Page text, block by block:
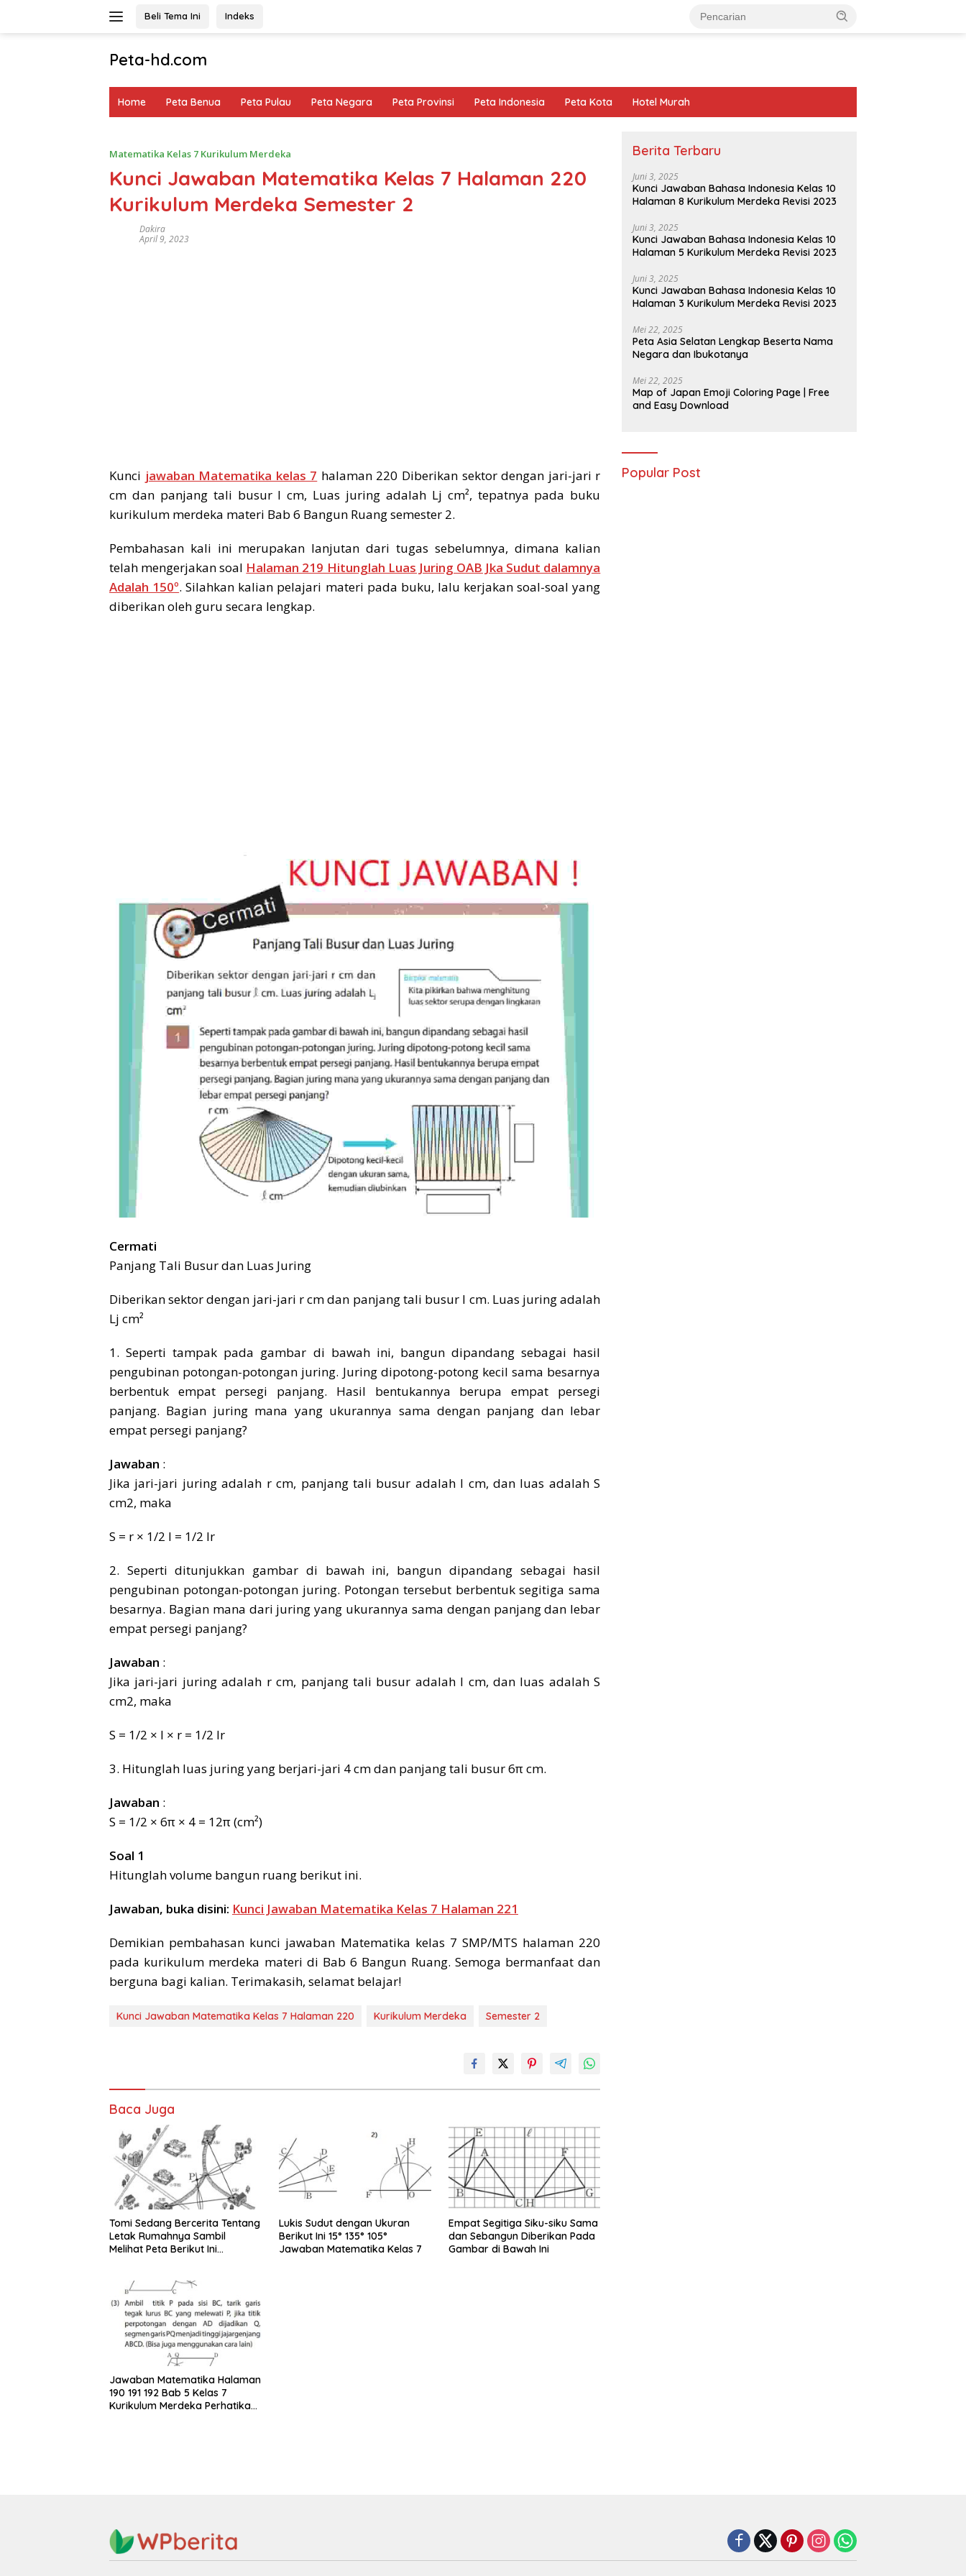
Beli Tema Ini Indeks
Peta-hd.com
Gambar
Home Peta Benua Peta Pulau Peta Negara Peta Provinsi Peta Indonesia Peta Kota Hotel Murah
Matematika Kelas 7 Kurikulum Merdeka
Kunci Jawaban Matematika Kelas 7 Halaman 220
Kurikulum Merdeka Semester 2
Dakira
April 9, 2023
Kunci jawaban Matematika kelas 7 halaman 220 Diberikan sektor dengan jari-jari r
cm dan panjang tali busur l cm, Luas juring adalah Lj cm², tepatnya pada buku
kurikulum merdeka materi Bab 6 Bangun Ruang semester 2.
Pembahasan kali ini merupakan lanjutan dari tugas sebelumnya, dimana kalian
telah mengerjakan soal Halaman 219 Hitunglah Luas Juring OAB Jka Sudut dalamnya
Adalah 150º. Silahkan kalian pelajari materi pada buku, lalu kerjakan soal-soal yang
diberikan oleh guru secara lengkap.
Cermati
Panjang Tali Busur dan Luas Juring
Diberikan sektor dengan jari-jari r cm dan panjang tali busur l cm. Luas juring adalah
Lj cm²
1. Seperti tampak pada gambar di bawah ini, bangun dipandang sebagai hasil
pengubinan potongan-potongan juring. Juring dipotong-potong kecil sama besarnya
berbentuk empat persegi panjang. Hasil bentukannya berupa empat persegi
panjang. Bagian juring mana yang ukurannya sama dengan panjang dan lebar
empat persegi panjang?
Jawaban :
Jika jari-jari juring adalah r cm, panjang tali busur adalah l cm, dan luas adalah S
cm2, maka
S = r × 1/2 l = 1/2 lr
2. Seperti ditunjukkan gambar di bawah ini, bangun dipandang sebagai hasil
pengubinan potongan-potongan juring. Potongan tersebut berbentuk segitiga sama
besarnya. Bagian mana dari juring yang ukurannya sama dengan panjang dan lebar
empat persegi panjang?
Jawaban :
Jika jari-jari juring adalah r cm, panjang tali busur adalah l cm, dan luas adalah S
cm2, maka
S = 1/2 × l × r = 1/2 lr
3. Hitunglah luas juring yang berjari-jari 4 cm dan panjang tali busur 6π cm.
Jawaban :
S = 1/2 × 6π × 4 = 12π (cm²)
Soal 1
Hitunglah volume bangun ruang berikut ini.
Jawaban, buka disini: Kunci Jawaban Matematika Kelas 7 Halaman 221
Demikian pembahasan kunci jawaban Matematika kelas 7 SMP/MTS halaman 220
pada kurikulum merdeka materi di Bab 6 Bangun Ruang. Semoga bermanfaat dan
berguna bagi kalian. Terimakasih, selamat belajar!
Kunci Jawaban Matematika Kelas 7 Halaman 220 Kurikulum Merdeka Semester 2
Baca Juga
Tomi Sedang Bercerita Tentang
Letak Rumahnya Sambil
Melihat Peta Berikut Ini
Lukis Sudut dengan Ukuran
Berikut Ini 15° 135° 105°
Jawaban Matematika Kelas 7
Empat Segitiga Siku-siku Sama
dan Sebangun Diberikan Pada
Gambar di Bawah Ini
Jawaban Matematika Halaman
190 191 192 Bab 5 Kelas 7
Kurikulum Merdeka Perhatikan
Berita Terbaru
Juni 3, 2025
Kunci Jawaban Bahasa Indonesia Kelas 10
Halaman 8 Kurikulum Merdeka Revisi 2023
Juni 3, 2025
Kunci Jawaban Bahasa Indonesia Kelas 10
Halaman 5 Kurikulum Merdeka Revisi 2023
Juni 3, 2025
Kunci Jawaban Bahasa Indonesia Kelas 10
Halaman 3 Kurikulum Merdeka Revisi 2023
Mei 22, 2025
Peta Asia Selatan Lengkap Beserta Nama
Negara dan Ibukotanya
Mei 22, 2025
Map of Japan Emoji Coloring Page | Free
and Easy Download
Popular Post